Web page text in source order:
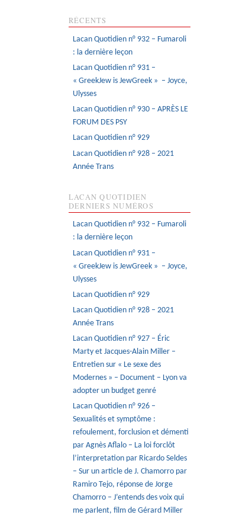
RÉCENTS
Lacan Quotidien n° 932 – Fumaroli
: la dernière leçon
Lacan Quotidien n° 931 –
« GreekJew is JewGreek » – Joyce,
Ulysses
Lacan Quotidien n° 930 – APRÈS LE
FORUM DES PSY
Lacan Quotidien n° 929
Lacan Quotidien n° 928 – 2021
Année Trans
LACAN QUOTIDIEN
DERNIERS NUMÉROS
Lacan Quotidien n° 932 – Fumaroli
: la dernière leçon
Lacan Quotidien n° 931 –
« GreekJew is JewGreek » – Joyce,
Ulysses
Lacan Quotidien n° 929
Lacan Quotidien n° 928 – 2021
Année Trans
Lacan Quotidien n° 927 – Éric
Marty et Jacques-Alain Miller –
Entretien sur « Le sexe des
Modernes » – Document – Lyon va
adopter un budget genré
Lacan Quotidien n° 926 –
Sexualités et symptôme :
refoulement, forclusion et démenti
par Agnès Aflalo – La loi forclôt
l’interpretation par Ricardo Seldes
– Sur un article de J. Chamorro par
Ramiro Tejo, réponse de Jorge
Chamorro – J’entends des voix qui
me parlent, film de Gérard Miller